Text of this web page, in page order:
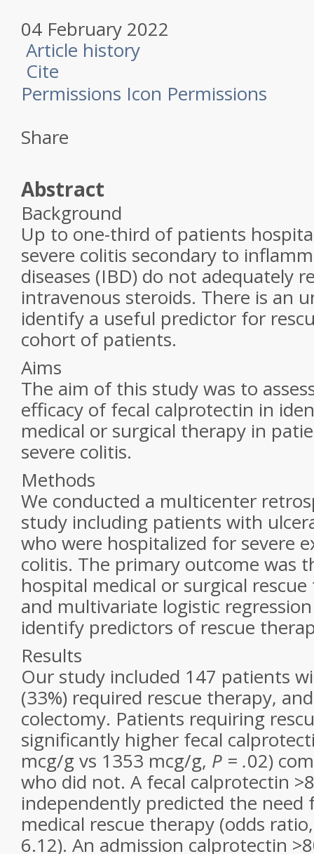
04 February 2022
Article history
Cite
Permissions Icon Permissions
Share
Abstract
Background
Up to one-third of patients
severe colitis secondary to
diseases (IBD) do not adequately
intravenous steroids. There is an
identify a useful predictor for
cohort of patients.
Aims
The aim of this study was to
efficacy of fecal calprotectin in
medical or surgical therapy in
severe colitis.
Methods
We conducted a multicenter
study including patients with
who were hospitalized for severe
colitis. The primary outcome was
hospital medical or surgical
and multivariate logistic
identify predictors of rescue
Results
Our study included 147 patients
(33%) required rescue therapy,
colectomy. Patients requiring
significantly higher fecal
mcg/g vs 1353 mcg/g, P = .02)
who did not. A fecal calprotectin
independently predicted the
medical rescue therapy (odds
6.12). An admission calprotectin